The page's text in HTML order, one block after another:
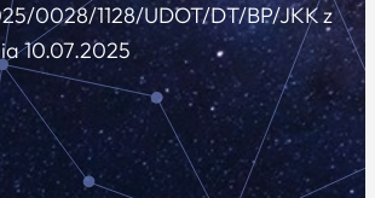
0028/1128/UDOT/DT/BP/JKK z
10.07.2025